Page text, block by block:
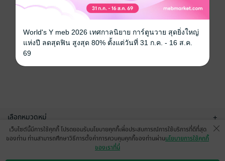
เลือกหมวดหมู่ +
บริการช่วยเหลือ
เว็บไซต์นี้มีการใช้คุกกี้ โปรดยอมรับนโยบายคุกกี้เพื่อประสบการณ์การใช้บริการที่ดีที่สุด
ของท่าน ท่านสามารถศึกษาวิธีการตั้งค่าการควบคุมคุกกี้ของท่านผ่านนโยบายการใช้คุกกี้
ของเราที่นี่
World's Y meb 2026 เทศกาลนิยาย การ์ตูนวาย สุดยิ่งใหญ่
แห่งปี ลดสุดฟิน สูงสุด 80% ตั้งแต่วันที่ 31 ก.ค. - 16 ส.ค.
69